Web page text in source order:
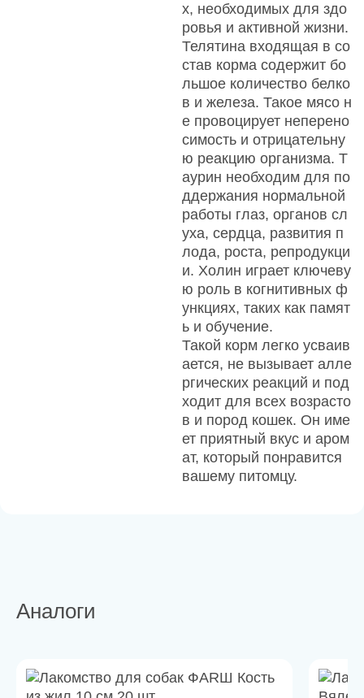
х, необходимых для здо
ровья и активной жизни.
Телятина входящая в со
став корма содержит бо
льшое количество белко
в и железа. Такое мясо н
е провоцирует неперено
симость и отрицательну
ю реакцию организма. Т
аурин необходим для по
ддержания нормальной
работы глаз, органов сл
уха, сердца, развития п
лода, роста, репродукци
и. Холин играет ключеву
ю роль в когнитивных ф
ункциях, таких как памят
ь и обучение.
Такой корм легко усваив
ается, не вызывает алле
ргических реакций и под
ходит для всех возрасто
в и пород кошек. Он име
ет приятный вкус и аром
ат, который понравится
вашему питомцу.
Аналоги